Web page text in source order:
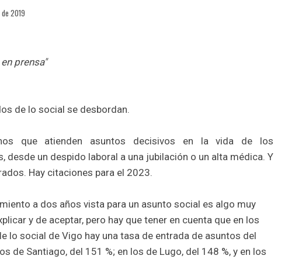
2019
prensa"
de lo social se desbordan.
que atienden asuntos decisivos en la vida de los
desde un despido laboral a una jubilación o un alta médica. Y
Hay citaciones para el 2023.
a dos años vista para un asunto social es algo muy
y de aceptar, pero hay que tener en cuenta que en los
lo social de Vigo hay una tasa de entrada de asuntos del
de Santiago, del 151 %; en los de Lugo, del 148 %, y en los